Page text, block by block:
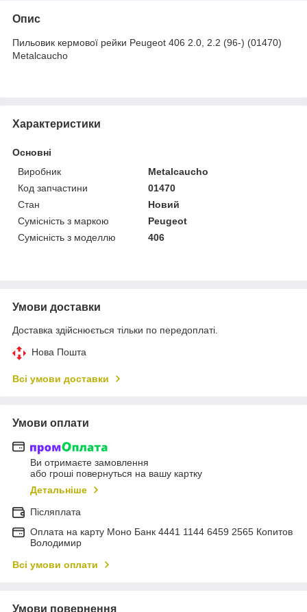
Опис
Пильовик кермової рейки Peugeot 406 2.0, 2.2 (96-) (01470)
Metalcaucho
Характеристики
Основні
Виробник
Metalcaucho
Код запчастини
01470
Стан
Новий
Сумісність з маркою
Peugeot
Сумісність з моделлю
406
Умови доставки
Доставка здійснюється тільки по передоплаті.
Нова Пошта
Всі умови доставки
Умови оплати
Ви отримаєте замовлення
або гроші повернуться на вашу картку
Детальніше
Післяплата
Оплата на карту Моно Банк 4441 1144 6459 2565 Копитов
Володимир
Всі умови оплати
Умови повернення